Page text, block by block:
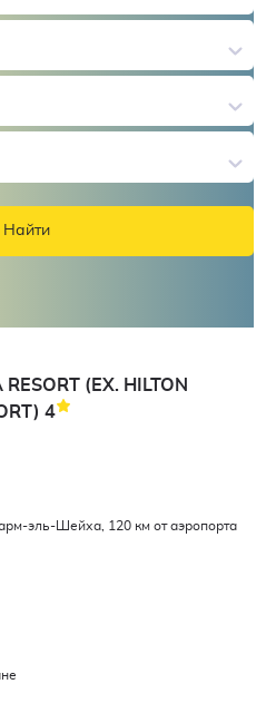
Найти
(EX. HILTON
4
эль-Шейха, 120 км от аэропорта